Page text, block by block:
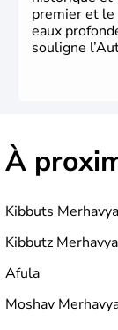
premier et le
eaux
souligne
À
Kibbuts Merhavya
Kibbutz Merhavya
Afula
Moshav